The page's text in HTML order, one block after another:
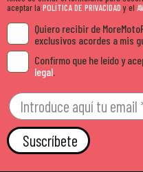
aceptar la POLÍTICA DE PRIVACIDADy el
Quiero recibir de
exclusivos acordes a mis
Confirmo que he leído y
legal.
Suscríbete